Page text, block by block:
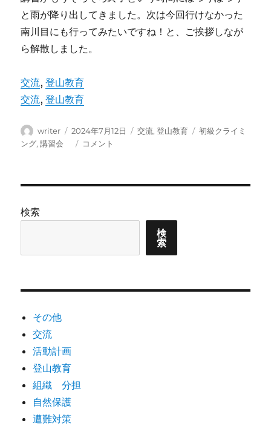
と雨が降り出してきました。次は今回行けなかった
南川目にも行ってみたいですね！と、ご挨拶しなが
ら解散しました。
交流, 登山教育
交流, 登山教育
投
稿
writer
投
稿
2024年7月12日
カ
交流,登山教育
タ
初級クライミ
ング,講習会
初
ン
習
コメント
検索
検
索
その他
交流
活動計画
登山教育
組織 分担
自然保護
遭難対策